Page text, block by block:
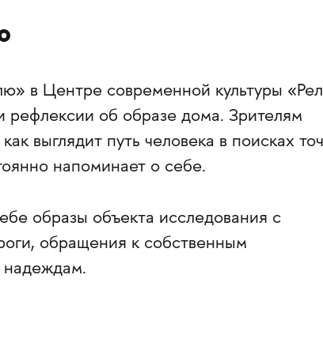
в Центре современной культуры
рефлексии об образе дома. Зрителям
выглядит путь человека в поисках
напоминает о себе.
образы объекта исследования с
обращения к собственным
надеждам.